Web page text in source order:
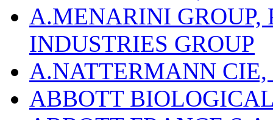
A.MENARINI
INDUSTRIES GROUP
A.NATTERMANN
ABBOTT